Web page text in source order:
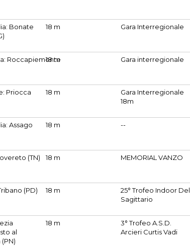
Bonate
18 m Gara Interregionale
Roccapiemonte
18 m Gara interregionale
Priocca
18 m
Gara Interregionale
18m
Assago
18 m --
(TN) 18 m MEMORIAL VANZO
(PD) 18 m
25° Trofeo Indoor Del
Sagittario
al
18 m
3° Trofeo A.S.D.
Arcieri Curtis Vadi